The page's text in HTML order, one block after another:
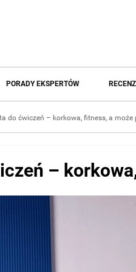
PORADY EKSPERTÓW
do ćwiczeń – korkowa, fitness, a może
–